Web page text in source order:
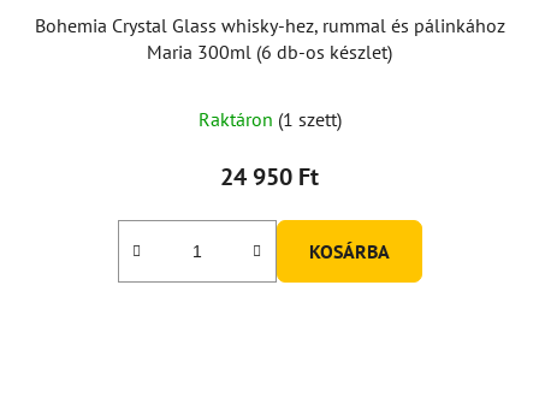
Bohemia Crystal Glass whisky-hez, rummal és pálinkához
Maria 300ml (6 db-os készlet)
Raktáron (1 szett)
24 950 Ft
KOSÁRBA